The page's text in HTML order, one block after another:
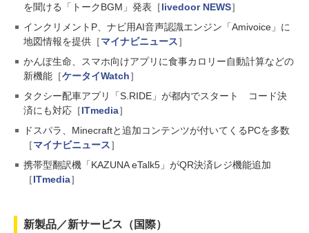
を聞ける「トークBGM」発表［livedoor NEWS］
インクリメントP、ナビ用AI音声認識エンジン「Amivoice」に
地図情報を提供［マイナビニュース］
かんぽ生命、スマホ向けアプリに食事カロリー自動計算などの
新機能［ケータイWatch］
タクシー配車アプリ「S.RIDE」が都内でスタート コード決
済にも対応［ITmedia］
ドスパラ、Minecraftと追加コンテンツが付いてくるPCを多数
［マイナビニュース］
携帯型翻訳機「KAZUNA eTalk5」がQR決済レジ機能追加
［ITmedia］
新製品／新サービス（国際）